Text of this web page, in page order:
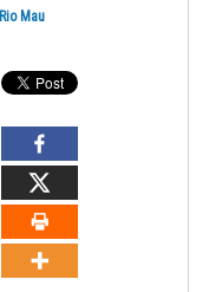
Rio Mau